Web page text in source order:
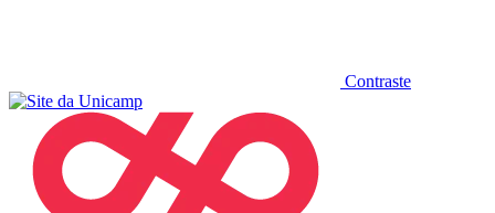
Contraste